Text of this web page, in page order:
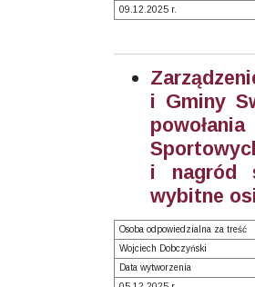
09.12.2025 r.
i Gminy
i nagród
wybitne
Osoba odpowiedzialna za treść
Wojciech Dobczyński
Data wytworzenia